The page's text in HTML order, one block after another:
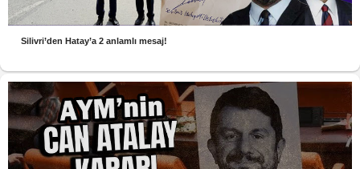
Silivri’den Hatay’a 2 anlamlı mesaj!